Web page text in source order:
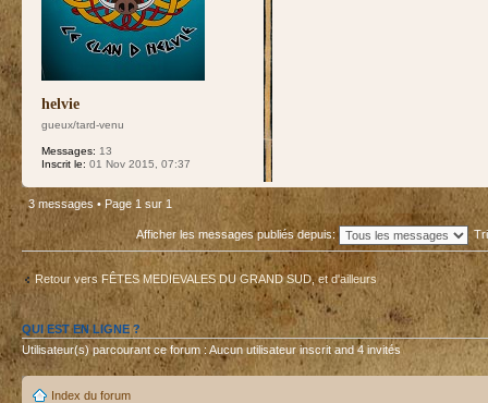
helvie
gueux/tard-venu
Messages: 13
Inscrit le: 01 Nov 2015, 07:37
3 messages • Page 1 sur 1
Afficher les messages publiés depuis:
Retour vers FÊTES MEDIEVALES DU GRAND SUD, et d'ailleurs
QUI EST EN LIGNE ?
Utilisateur(s) parcourant ce forum : Aucun utilisateur inscrit and 4 invités
Index du forum